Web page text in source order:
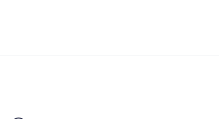
Habitación